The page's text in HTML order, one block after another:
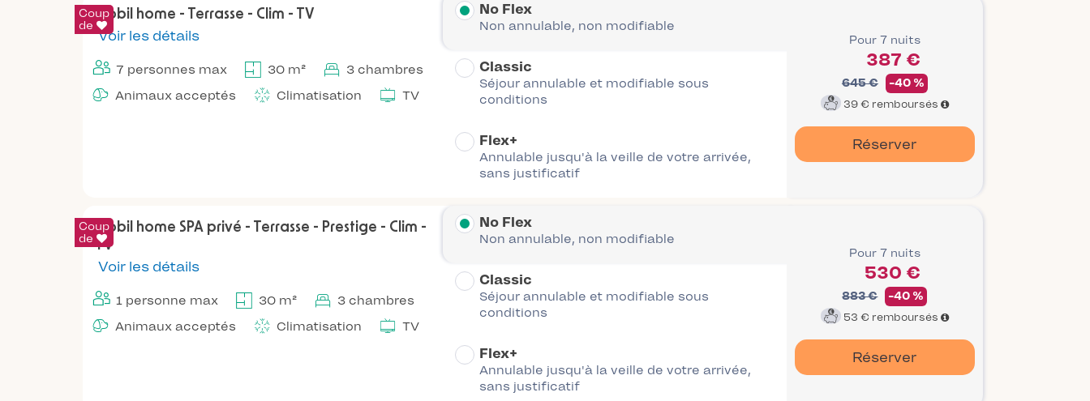
Coup
de
Mobil home - Terrasse - Clim - TV
Voir les détails
7 personnes max 30 m²
3 chambres
Animaux acceptés
Climatisation TV
No Flex
Non annulable, non modifiable
Classic
Séjour annulable et modifiable sous
conditions
Flex+
Annulable jusqu'à la veille de votre arrivée,
sans justificatif
Pour 7 nuits
387 €
645 € -40 %
39 € remboursés
Réserver
Coup
de
Mobil home SPA privé - Terrasse - Prestige - Clim -
TV
Voir les détails
1 personne max 30 m²
3 chambres
Animaux acceptés
Climatisation TV
No Flex
Non annulable, non modifiable
Classic
Séjour annulable et modifiable sous
conditions
Flex+
Annulable jusqu'à la veille de votre arrivée,
sans justificatif
Pour 7 nuits
530 €
883 € -40 %
53 € remboursés
Réserver